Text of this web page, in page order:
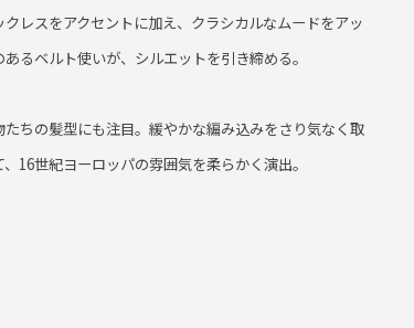
クレスをアクセントに加え、クラシカルなムードをアッ
あるベルト使いが、シルエットを引き締める。
たちの髪型にも注目。緩やかな編み込みをさり気なく取
、16世紀ヨーロッパの雰囲気を柔らかく演出。